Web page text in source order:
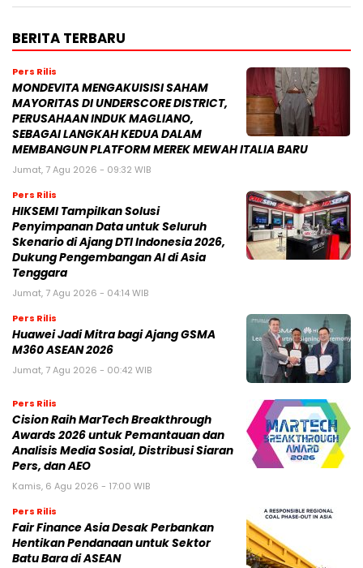
BERITA TERBARU
Pers Rilis
MONDEVITA MENGAKUISISI SAHAM
MAYORITAS DI UNDERSCORE DISTRICT,
PERUSAHAAN INDUK MAGLIANO,
SEBAGAI LANGKAH KEDUA DALAM
MEMBANGUN PLATFORM MEREK MEWAH ITALIA BARU
Jumat, 7 Agu 2026 - 09:32 WIB
Pers Rilis
HIKSEMI Tampilkan Solusi
Penyimpanan Data untuk Seluruh
Skenario di Ajang DTI Indonesia 2026,
Dukung Pengembangan AI di Asia
Tenggara
Jumat, 7 Agu 2026 - 04:14 WIB
Pers Rilis
Huawei Jadi Mitra bagi Ajang GSMA
M360 ASEAN 2026
Jumat, 7 Agu 2026 - 00:42 WIB
Pers Rilis
Cision Raih MarTech Breakthrough
Awards 2026 untuk Pemantauan dan
Analisis Media Sosial, Distribusi Siaran
Pers, dan AEO
Kamis, 6 Agu 2026 - 17:00 WIB
Pers Rilis
Fair Finance Asia Desak Perbankan
Hentikan Pendanaan untuk Sektor
Batu Bara di ASEAN